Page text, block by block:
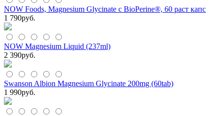
NOW Foods, Magnesium Glycinate с BioPerine®, 60 раст капс
1 790руб.
NOW Magnesium Liquid (237ml)
2 390руб.
Swanson Albion Magnesium Glycinate 200mg (60tab)
1 990руб.